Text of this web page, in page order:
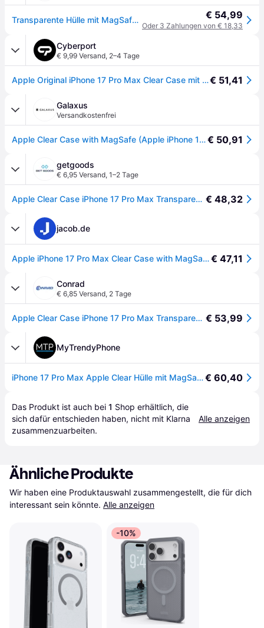
Transparente Hülle mit MagSafe für das Apple iPhone 17 Pro Max - Clear € 54,99
Oder 3 Zahlungen von € 18,33
Cyberport
€ 9,99 Versand, 2–4 Tage
Apple Original iPhone 17 Pro Max Clear Case mit MagSafe - Transparent€ 51,41
Galaxus
Versandkostenfrei
Apple Clear Case with MagSafe (Apple iPhone 17 Pro Max), Smartphone Hülle, Transparent€ 50,91
getgoods
€ 6,95 Versand, 1–2 Tage
Apple Clear Case iPhone 17 Pro Max Transparent MagSafe kompatibel MGFW4ZM/A € 48,32
jacob.de
Apple iPhone 17 Pro Max Clear Case with MagSafe (MGFW4ZM/A)€ 47,11
Conrad
€ 6,85 Versand, 2 Tage
Apple Clear Case iPhone 17 Pro Max Transparent MagSafe kompatibel MGFW4ZM/A - [Transparent] € 53,99
MyTrendyPhone
iPhone 17 Pro Max Apple Clear Hülle mit MagSafe MGFW4ZM/A€ 60,40
Das Produkt ist auch bei 1 Shop erhältlich, die
sich dafür entschieden haben, nicht mit Klarna
zusammenzuarbeiten.
Alle anzeigen
Ähnliche Produkte
Wir haben eine Produktauswahl zusammengestellt, die für dich
interessant sein könnte. Alle anzeigen
-10%